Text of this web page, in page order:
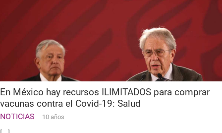
En México hay recursos ILIMITADOS para comprar
vacunas contra el Covid-19: Salud
NOTICIAS 10 años